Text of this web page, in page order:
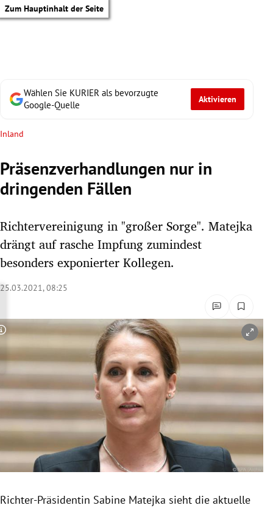
Zum Hauptinhalt der Seite
Untermenü
Untermenü
Untermenü
Untermenü
Untermenü
Untermenü
Wählen Sie KURIER als bevorzugte
Google-Quelle
Aktivieren
Inland
Präsenzverhandlungen nur in
dringenden Fällen
Richtervereinigung in "großer Sorge". Matejka
drängt auf rasche Impfung zumindest
besonders exponierter Kollegen.
25.03.2021, 08:25
Copyright-Hinweis öffnen/schließen
Richter-Präsidentin Sabine Matejka sieht die aktuelle